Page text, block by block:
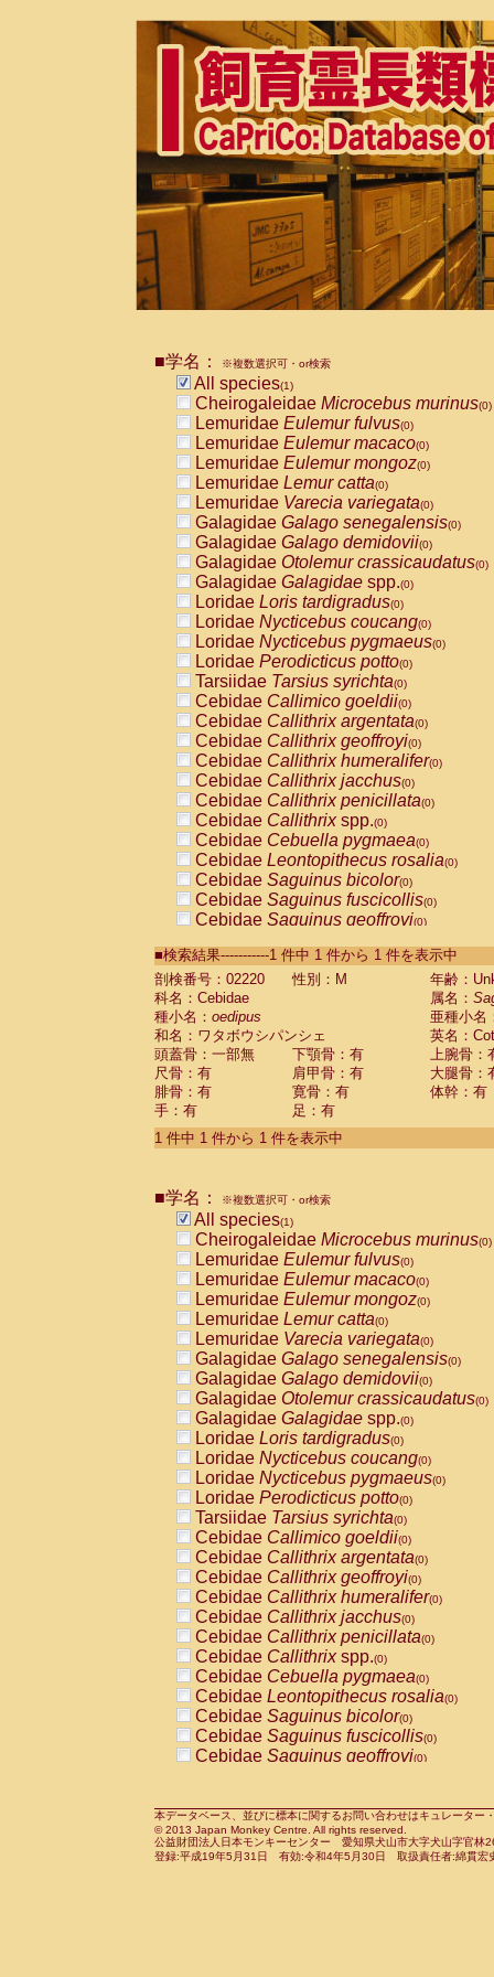
■学名： ※複数選択可・or検索
All species(1)
Cheirogaleidae Microcebus murinus(0)
Lemuridae Eulemur fulvus(0)
Lemuridae Eulemur macaco(0)
Lemuridae Eulemur mongoz(0)
Lemuridae Lemur catta(0)
Lemuridae Varecia variegata(0)
Galagidae Galago senegalensis(0)
Galagidae Galago demidovii(0)
Galagidae Otolemur crassicaudatus(0)
Galagidae Galagidae spp.(0)
Loridae Loris tardigradus(0)
Loridae Nycticebus coucang(0)
Loridae Nycticebus pygmaeus(0)
Loridae Perodicticus potto(0)
Tarsiidae Tarsius syrichta(0)
Cebidae Callimico goeldii(0)
Cebidae Callithrix argentata(0)
Cebidae Callithrix geoffroyi(0)
Cebidae Callithrix humeralifer(0)
Cebidae Callithrix jacchus(0)
Cebidae Callithrix penicillata(0)
Cebidae Callithrixspp.(0)
Cebidae Cebuella pygmaea(0)
Cebidae Leontopithecus rosalia(0)
Cebidae Saguinus bicolor(0)
Cebidae Saguinus fuscicollis(0)
Cebidae Saguinus geoffroyi(0)
CebidaeSaguinus labiatus(0)
Cebidae Saguinus leucopus (0)
Cebidae
Cebidae
CebidaeSaguinus nigricollis (0)
Cebidae Saguinus oedipus
Cebidae Saguinus weddelli
Cebidae Saguinusspp.
Cebidae Aotus trivirgatus
Cebidae Cebus albifrons
CebidaeCebus nigrivittatus
CebidaeCebus
CebidaeSaimiri boliviensis(0)
CebidaeSaimiri sciureus(0)
AtelidaeAlouatta caraya(0)
AtelidaeAlouatta fusca(0)
AtelidaeAlouatta seniculus
AtelidaeAlouattaspp.(0)
AtelidaeAteles belzebuth(0)
AtelidaeAteles geoffroyi(0)
AtelidaeAteles paniscus(0)
AtelidaeAtelesspp.(0)
Atelidae Lagothrix lagothricha
AtelidaeLagothrix lagothricha cana
PitheciidaeCacajao calvus
PitheciidaeCallicebus cupreus
PitheciidaeCallicebus donacophilus
PitheciidaeCallicebus moloch
PitheciidaeCallicebus torquatus
PitheciidaeCallicebusspp.(0)
PitheciidaeChiropotes satanas(0)
PitheciidaePithecia monachus
PitheciidaePithecia pithecia(0)
CercopithecidaeCercocebus agilis
CercopithecidaeCercocebus
CercopithecidaeCercocebus
CercopithecidaeCercocebus
CercopithecidaeCercocebus
CercopithecidaeCercocebushybrid
CercopithecidaePapio anubis(0)
CercopithecidaePapio cynocephalus
CercopithecidaePapio hamadryas(0)
■検索結果-----------1 件中 1 件から 1 件を表示中
剖検番号：02220
性別：M
年齢：
科名：Cebidae
属名：
種小名： oedipus
亜種小名
和名：ワタボウシパンシェ
英名：
頭蓋骨：一部無
下顎骨：有
上腕骨：
尺骨：有
肩甲骨：有
大腿骨：
腓骨：有
寛骨：有
体幹：有
手：有
足：有
1 件中 1 件から 1 件を表示中
■学名： ※複数選択可・or検索
All species(1)
Cheirogaleidae Microcebus murinus(0)
Lemuridae Eulemur fulvus(0)
Lemuridae Eulemur macaco(0)
Lemuridae Eulemur mongoz(0)
Lemuridae Lemur catta(0)
Lemuridae Varecia variegata(0)
Galagidae Galago senegalensis(0)
Galagidae Galago demidovii(0)
Galagidae Otolemur crassicaudatus(0)
Galagidae Galagidae spp.(0)
Loridae Loris tardigradus(0)
Loridae Nycticebus coucang(0)
Loridae Nycticebus pygmaeus(0)
Loridae Perodicticus potto(0)
Tarsiidae Tarsius syrichta(0)
Cebidae Callimico goeldii(0)
Cebidae Callithrix argentata(0)
Cebidae Callithrix geoffroyi(0)
Cebidae Callithrix humeralifer(0)
Cebidae Callithrix jacchus(0)
Cebidae Callithrix penicillata(0)
Cebidae Callithrixspp.(0)
Cebidae Cebuella pygmaea(0)
Cebidae Leontopithecus rosalia(0)
Cebidae Saguinus bicolor(0)
Cebidae Saguinus fuscicollis(0)
Cebidae Saguinus geoffroyi(0)
CebidaeSaguinus leucopus(0)
CebidaeSaguinus midas(0)
Cebidae Saguinus mystax(0)
本データベース、並びに標本に関するお問い合わせはキュレータ
© 2013 Japan Monkey Centre. All rights reserved.
公益財団法人日本モンキーセンター 愛知県犬山市大字犬山字官
登録:平成19年5月31日 有効:令和4年5月30日 取扱責任者:綿貫宏